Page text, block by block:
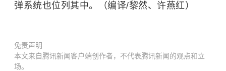
弹系统也位列其中。（编译/黎然、许燕红）
免责声明
本文来自腾讯新闻客户端创作者，不代表腾讯新闻的观点和立
场。